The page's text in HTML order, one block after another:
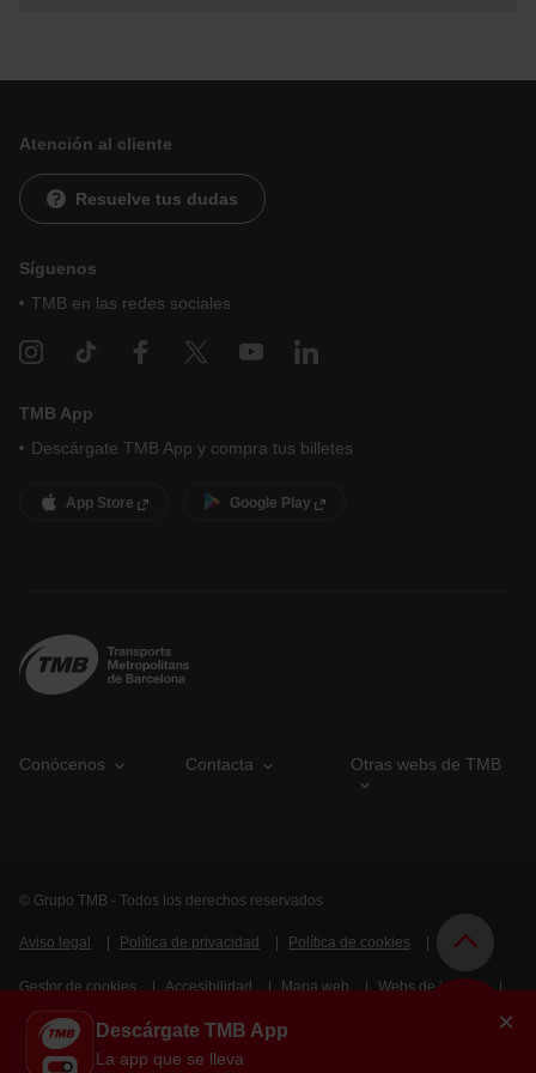
Atención al cliente
Resuelve tus dudas
Síguenos
TMB en las redes sociales
TMB App
Descárgate TMB App y compra tus billetes
App Store Google Play
Conócenos Contacta Otras webs de TMB
© Grupo TMB - Todos los derechos reservados
Aviso legal Política de privacidad Política de cookies
Gestor de cookies Accesibilidad Mapa web Webs de interés
Intranet Descárgate TMB App
La app que se lleva
×